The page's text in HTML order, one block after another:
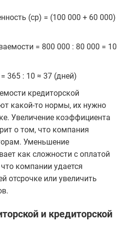
(ср) = (100 000 + 60 000)
= 800 000 : 80 000 = 10
365 : 10 ≈ 37 (дней)
кредиторской
какой-то нормы, их нужно
Увеличение коэффициента
о том, что компания
Уменьшение
как сложности с оплатой
компании удается
отсрочке или увеличить
и кредиторской